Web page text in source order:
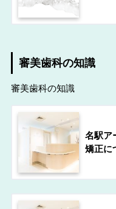
審美歯科の知識
審美歯科の知識
名駅ア
矯正に